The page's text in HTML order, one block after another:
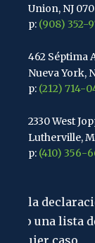
Union, NJ
p: (908) 352-
462 Séptima
Nueva York,
p: (212) 714-
2330 West
Lutherville,
p: (410) 356-
Clark, Nueva
p:(848) 467-
de